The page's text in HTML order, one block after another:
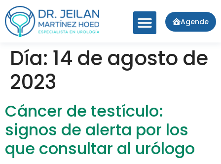
Agende
Día: 14 de agosto de
2023
Cáncer de testículo:
signos de alerta por los
que consultar al urólogo